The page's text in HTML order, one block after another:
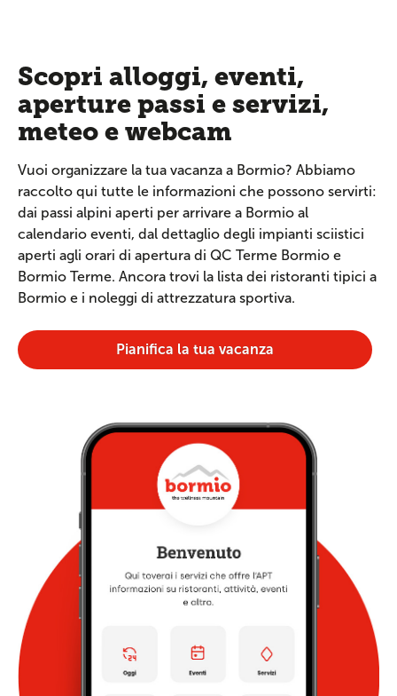
Scopri alloggi, eventi,
aperture passi e servizi,
meteo e webcam
Vuoi organizzare la tua vacanza a Bormio? Abbiamo
raccolto qui tutte le informazioni che possono servirti:
dai passi alpini aperti per arrivare a Bormio al
calendario eventi, dal dettaglio degli impianti sciistici
aperti agli orari di apertura di QC Terme Bormio e
Bormio Terme. Ancora trovi la lista dei ristoranti tipici a
Bormio e i noleggi di attrezzatura sportiva.
Pianifica la tua vacanza